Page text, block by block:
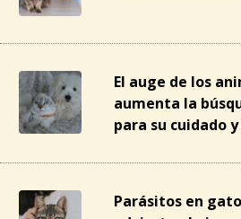
El auge de los
aumenta la
para su cuidado
Parásitos en